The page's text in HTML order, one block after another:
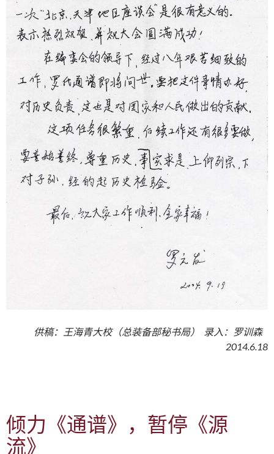
供稿：王海青大校（总装备部秘书局） 录入：罗训森
2014.6.18
倾力《通谱》，暂停《源
流》